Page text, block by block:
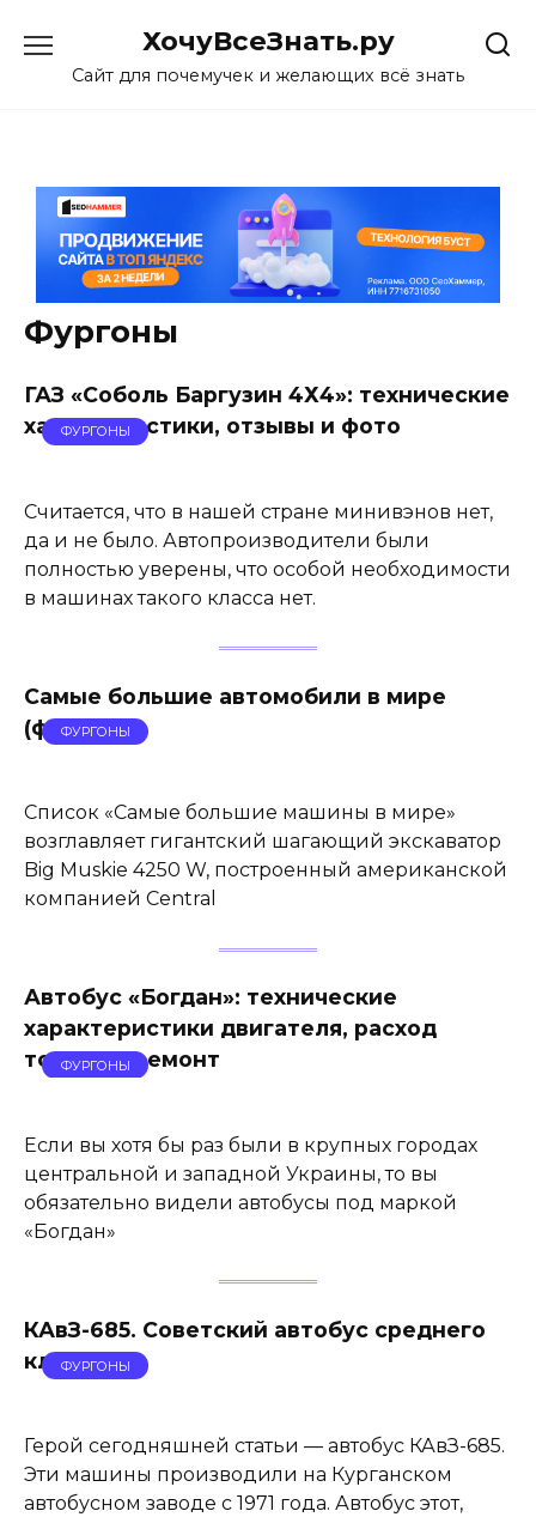
content
ХочуВсеЗнать.ру
Сайт для почемучек и желающих всё знать
Фургоны
ГАЗ «Соболь Баргузин 4Х4»: технические
характеристики, отзывы и фото
ФУРГОНЫ
Считается, что в нашей стране минивэнов нет,
да и не было. Автопроизводители были
полностью уверены, что особой необходимости
в машинах такого класса нет.
Самые большие автомобили в мире
(фото)
ФУРГОНЫ
Список «Самые большие машины в мире»
возглавляет гигантский шагающий экскаватор
Big Muskie 4250 W, построенный американской
компанией Central
Автобус «Богдан»: технические
характеристики двигателя, расход
топлива, ремонт
ФУРГОНЫ
Если вы хотя бы раз были в крупных городах
центральной и западной Украины, то вы
обязательно видели автобусы под маркой
«Богдан»
КАвЗ-685. Советский автобус среднего
класса
ФУРГОНЫ
Герой сегодняшней статьи — автобус КАвЗ-685.
Эти машины производили на Курганском
автобусном заводе с 1971 года. Автобус этот,